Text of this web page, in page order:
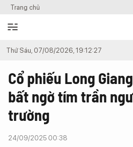
Trang chủ
Thứ Sáu, 07/08/2026, 19:12:27
Cổ phiếu Long
bất ngờ tím trần
trường
24/09/2025 00:38